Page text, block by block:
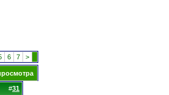
6 7 >
#31